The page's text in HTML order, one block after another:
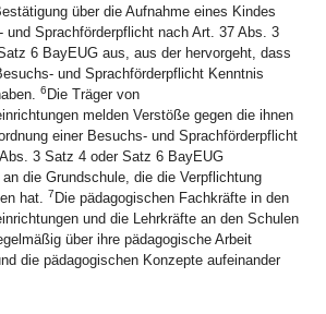
über die Aufnahme eines Kindes
und Sprachförderpflicht nach Art. 37 Abs. 3
6 BayEUG aus, aus der hervorgeht, dass
und Sprachförderpflicht Kenntnis
6 Die Träger von
melden Verstöße gegen die ihnen
einer Besuchs- und Sprachförderpflicht
3 Satz 4 oder Satz 6 BayEUG
die Grundschule, die die Verpflichtung
hat. 7 Die pädagogischen Fachkräfte in den
und die Lehrkräfte an den Schulen
über ihre pädagogische Arbeit
die pädagogischen Konzepte aufeinander